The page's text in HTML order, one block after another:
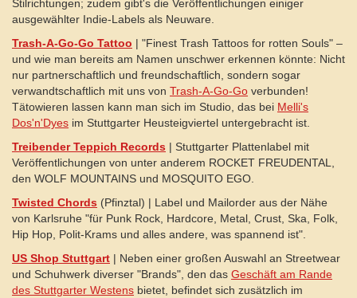
Stilrichtungen; zudem gibt's die Veröffentlichungen einiger
ausgewählter Indie-Labels als Neuware.
Trash-A-Go-Go Tattoo | "Finest Trash Tattoos for rotten Souls" –
und wie man bereits am Namen unschwer erkennen könnte: Nicht
nur partnerschaftlich und freundschaftlich, sondern sogar
verwandtschaftlich mit uns von Trash-A-Go-Go verbunden!
Tätowieren lassen kann man sich im Studio, das bei Melli's
Dos'n'Dyes im Stuttgarter Heusteigviertel untergebracht ist.
Treibender Teppich Records | Stuttgarter Plattenlabel mit
Veröffentlichungen von unter anderem ROCKET FREUDENTAL,
den WOLF MOUNTAINS und MOSQUITO EGO.
Twisted Chords (Pfinztal) | Label und Mailorder aus der Nähe
von Karlsruhe "für Punk Rock, Hardcore, Metal, Crust, Ska, Folk,
Hip Hop, Polit-Krams und alles andere, was spannend ist".
US Shop Stuttgart | Neben einer großen Auswahl an Streetwear
und Schuhwerk diverser "Brands", den das Geschäft am Rande
des Stuttgarter Westens bietet, befindet sich zusätzlich im